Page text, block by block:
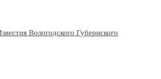
Вологодского Губернского